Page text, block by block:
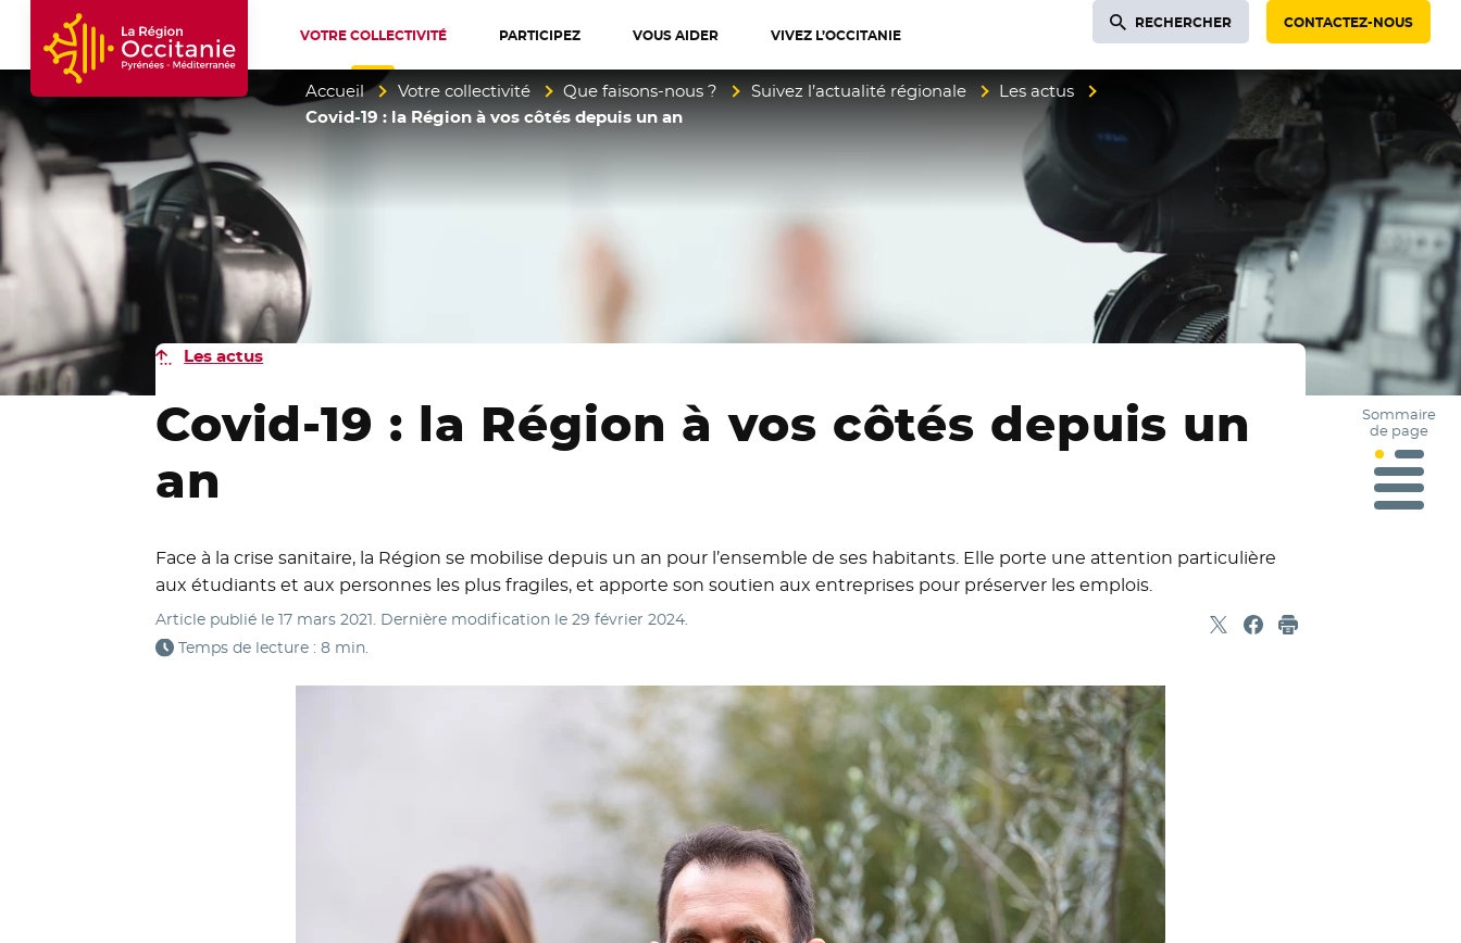
Accueil Région Occitanie / Pyrénées-Méditerranée
VOTRE COLLECTIVITÉ PARTICIPEZ VOUS AIDER VIVEZ L’OCCITANIE
RECHERCHER CONTACTEZ-NOUS
Accueil Votre collectivité Que faisons-nous ? Suivez l’actualité régionale
Les actus
Covid-19 : la Région à vos côtés depuis un an
Les actus
Covid-19 : la Région à vos côtés depuis un
an
Face à la crise sanitaire, la Région se mobilise depuis un an pour l’ensemble de ses habitants. Elle porte une attention particulière
aux étudiants et aux personnes les plus fragiles, et apporte son soutien aux entreprises pour préserver les emplois.
Article publié le 17 mars 2021. Dernière modification le 29 février 2024.
Temps de lecture : 8 min.
Partager sur X
- Nouvelle fenêtre
Partager sur Facebook
- Nouvelle fenêtre
Imprimer
Sommaire
de page